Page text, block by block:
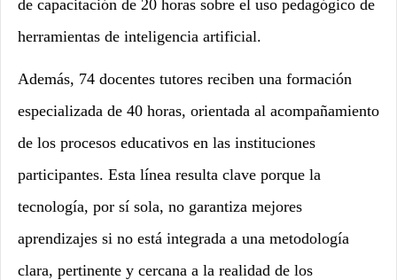
de capacitación de 20 horas sobre el uso pedagógico de
herramientas de inteligencia artificial.
Además, 74 docentes tutores reciben una formación
especializada de 40 horas, orientada al acompañamiento
de los procesos educativos en las instituciones
participantes. Esta línea resulta clave porque la
tecnología, por sí sola, no garantiza mejores
aprendizajes si no está integrada a una metodología
clara, pertinente y cercana a la realidad de los